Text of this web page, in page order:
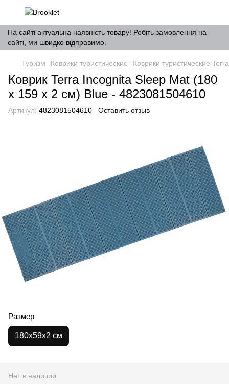
На сайті актуальна наявність товару! Робіть замовлення на
сайті, ми швидко відправимо.
Туризм Коврики туристические Коврики туристические
Коврик Terra Incognita Sleep Mat (180
x 159 x 2 см) Blue - 4823081504610
Артикул: 4823081504610 Оставить отзыв
Размер
180х59х2 см
Нет в наличии